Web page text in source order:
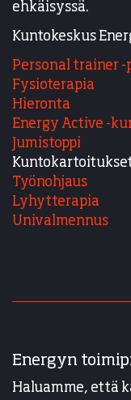
ehkäisyssä.
Kuntokeskus
Personal trainer -
Fysioterapia
Hieronta
Energy Active -
Jumistoppi
Työnohjaus
Lyhytterapia
Univalmennus
Energyn
Haluamme, että